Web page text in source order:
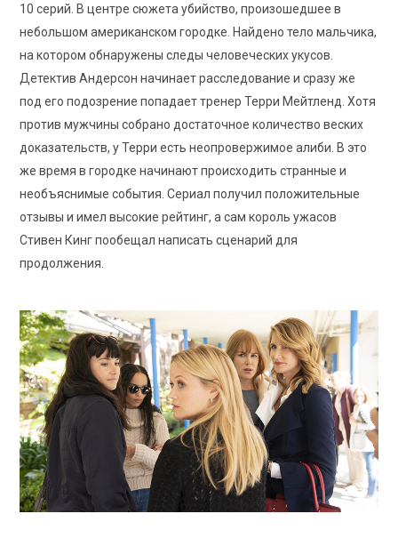
10 серий. В центре сюжета убийство, произошедшее в
небольшом американском городке. Найдено тело мальчика,
на котором обнаружены следы человеческих укусов.
Детектив Андерсон начинает расследование и сразу же
под его подозрение попадает тренер Терри Мейтленд. Хотя
против мужчины собрано достаточное количество веских
доказательств, у Терри есть неопровержимое алиби. В это
же время в городке начинают происходить странные и
необъяснимые события. Сериал получил положительные
отзывы и имел высокие рейтинг, а сам король ужасов
Стивен Кинг пообещал написать сценарий для
продолжения.